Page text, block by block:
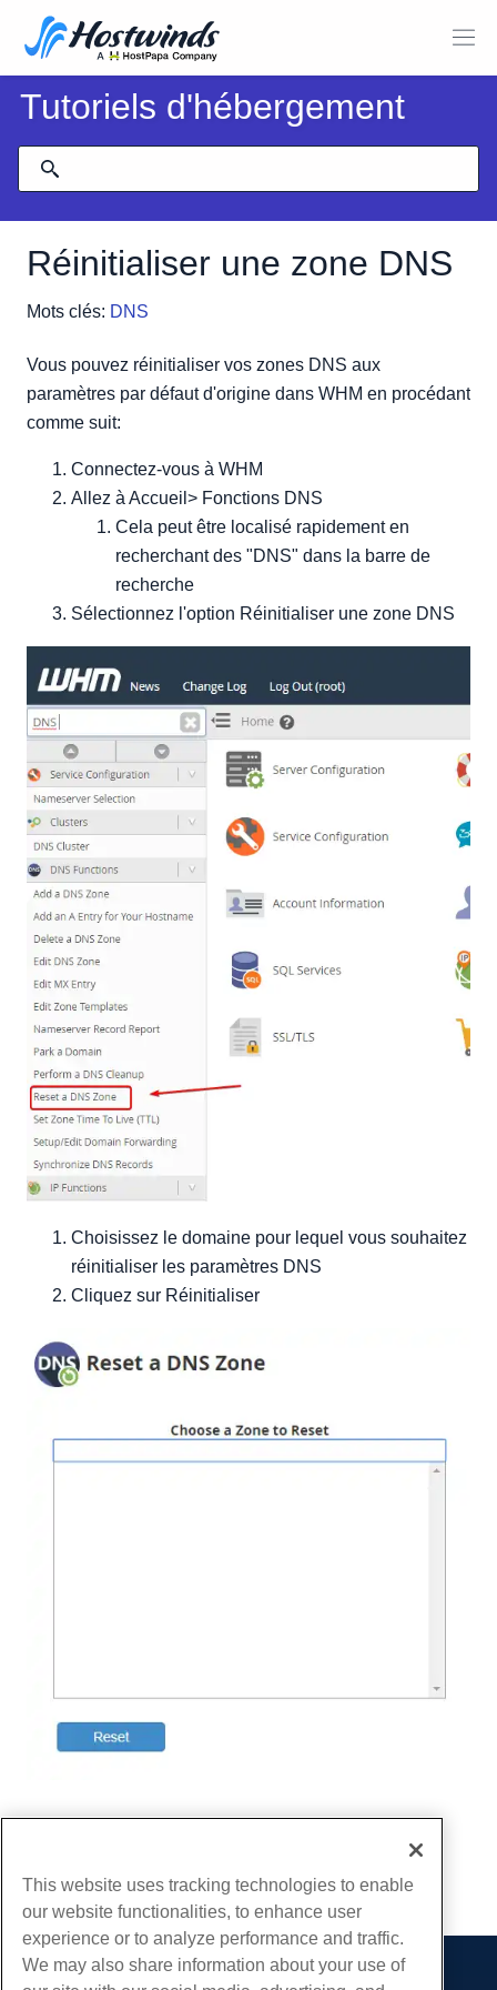
Tutoriels d'hébergement
Réinitialiser une zone DNS
Mots clés: DNS
Vous pouvez réinitialiser vos zones DNS aux
paramètres par défaut d'origine dans WHM en procédant
comme suit:
Connectez-vous à WHM
Allez à Accueil> Fonctions DNS
Cela peut être localisé rapidement en
recherchant des "DNS" dans la barre de
recherche
Sélectionnez l'option Réinitialiser une zone DNS
Choisissez le domaine pour lequel vous souhaitez
réinitialiser les paramètres DNS
Cliquez sur Réinitialiser
Copie URL
This website uses tracking technologies to enable
our website functionalities, to enhance user
experience or to analyze performance and traffic.
We may also share information about your use of